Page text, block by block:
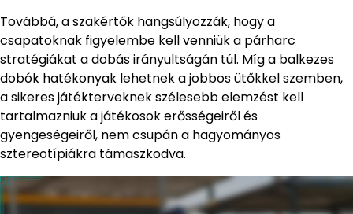
Továbbá, a szakértők hangsúlyozzák, hogy a
csapatoknak figyelembe kell venniük a párharc
stratégiákat a dobás irányultságán túl. Míg a balkezes
dobók hatékonyak lehetnek a jobbos ütőkkel szemben,
a sikeres játékterveknek szélesebb elemzést kell
tartalmazniuk a játékosok erősségeiről és
gyengeségeiről, nem csupán a hagyományos
sztereotípiákra támaszkodva.